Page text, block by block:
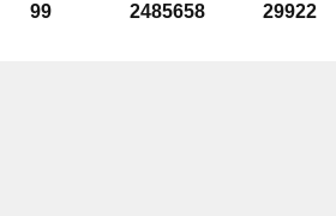
99 2485658 29922